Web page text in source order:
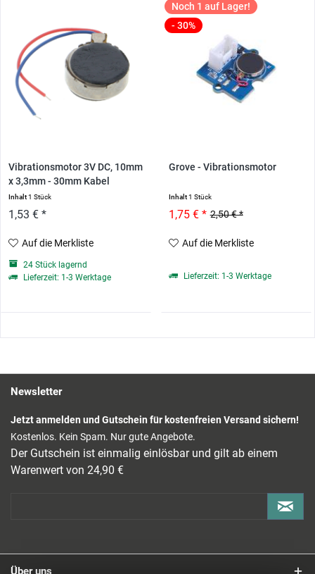
Vibrationsmotor 3V DC, 10mm
x 3,3mm - 30mm Kabel
Inhalt1 Stück
1,53 € *
Auf die Merkliste
24 Stück lagernd
Lieferzeit: 1-3 Werktage
Noch 1 auf Lager!
- 30%
Grove - Vibrationsmotor
Inhalt1 Stück
2,50 € *
1,75 € *
Auf die Merkliste
Lieferzeit: 1-3 Werktage
Newsletter
Jetzt anmelden und Gutschein für kostenfreien Versand sichern!
Kostenlos. Kein Spam. Nur gute Angebote.
Der Gutschein ist einmalig einlösbar und gilt ab einem
Warenwert von 24,90 €
Über uns